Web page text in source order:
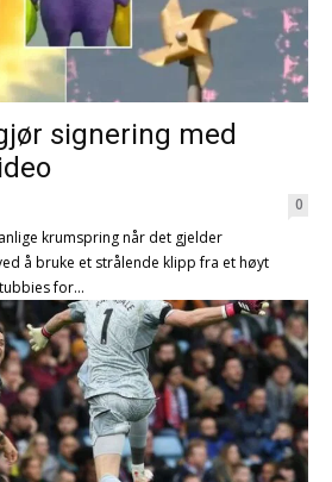
signering med
0
krumspring når det gjelder
å bruke et strålende klipp fra et høyt
for...